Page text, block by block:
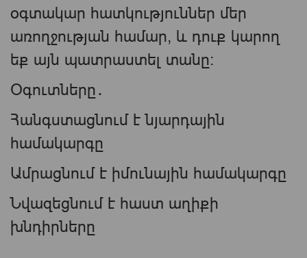
օգտակար հատկություններ մեր
առողջության համար, և դուք կարող
եք այն պատրաստել տանը:
Օգուտները․
Հանգստացնում է նյարդային
համակարգը
Ամրացնում է իմունային համակարգը
Նվազեցնում է հաստ աղիքի
խնդիրները